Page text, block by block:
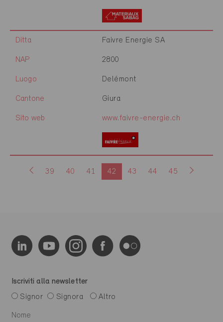
Ditta Faivre Energie SA
NAP 2800
Luogo Delémont
Cantone Giura
Sito web www.faivre-energie.ch
39 40 41 42 43 44 45
Iscriviti alla newsletter
Signor
Signora Altro